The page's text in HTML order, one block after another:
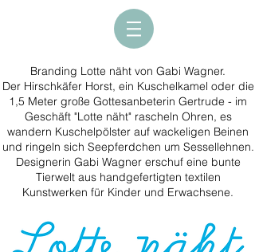
Branding Lotte näht von Gabi Wagner.
Der Hirschkäfer Horst, ein Kuschelkamel oder die
1,5 Meter große Gottesanbeterin Gertrude - im
Geschäft "Lotte näht" rascheln Ohren, es
wandern Kuschelpölster auf wackeligen Beinen
und ringeln sich Seepferdchen um Sessellehnen.
Designerin Gabi Wagner erschuf eine bunte
Tierwelt aus handgefertigten textilen
Kunstwerken für Kinder und Erwachsene.